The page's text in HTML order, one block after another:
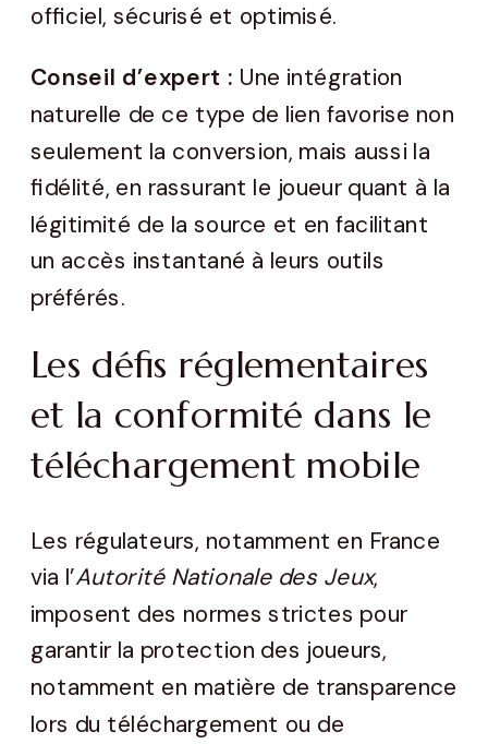
officiel, sécurisé et optimisé.
Conseil d’expert : Une intégration
naturelle de ce type de lien favorise non
seulement la conversion, mais aussi la
fidélité, en rassurant le joueur quant à la
légitimité de la source et en facilitant
un accès instantané à leurs outils
préférés.
Les défis réglementaires
et la conformité dans le
téléchargement mobile
Les régulateurs, notamment en France
via l’Autorité Nationale des Jeux,
imposent des normes strictes pour
garantir la protection des joueurs,
notamment en matière de transparence
lors du téléchargement ou de